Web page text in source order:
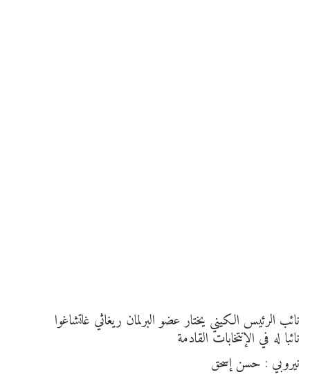
نائب الرئيس الكيني يختار عضو البرلمان ريغاثي غاتشاغوا
نائبا له في الإنتخابات القادمة
نيروبي : حسن إسحق